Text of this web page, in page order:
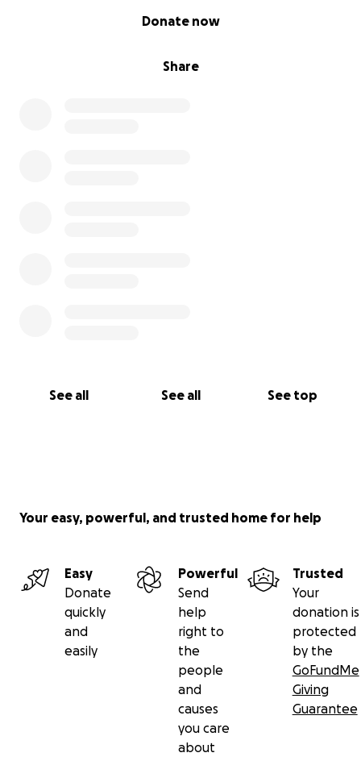
Share
Donate now
See all See all See top
Your easy, powerful, and trusted home for help
Easy
Donate
quickly
and
easily
Powerful
Send
help
right to
the
people
and
causes
you care
about
Trusted
Your
donation is
protected
by the
GoFundMe
Giving
Guarantee